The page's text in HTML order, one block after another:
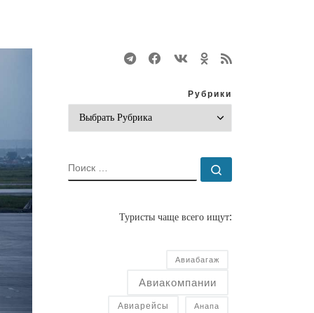
Рубрики
ПОИСК
Туристы чаще всего ищут:
Авиабагаж
Авиакомпании
Авиарейсы Анапа